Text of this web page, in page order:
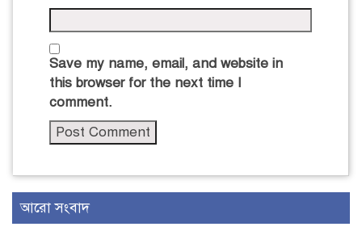
Save my name, email, and website in
this browser for the next time I
comment.
আরো সংবাদ